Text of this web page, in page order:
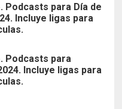
Podcasts para Día de
Incluye ligas para
Podcasts para
Incluye ligas para